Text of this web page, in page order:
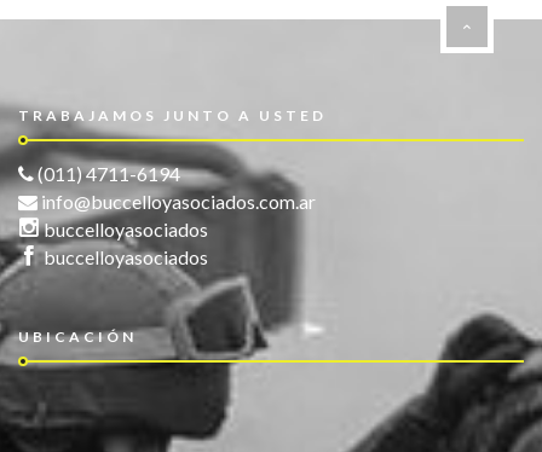
TRABAJAMOS JUNTO A USTED
(011) 4711-6194
info@buccelloyasociados.com.ar
buccelloyasociados
buccelloyasociados
UBICACIÓN